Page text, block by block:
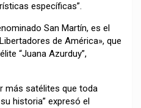
específicas”.
San Martín, es el
de América», que
“Juana Azurduy”,
más satélites que toda
historia” expresó el